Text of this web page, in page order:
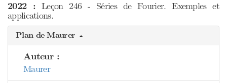
2022 : Leçon 246 - Séries de Fourier. Exemples et
applications.
Plan de Maurer
Auteur :
Maurer